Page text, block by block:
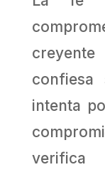
intenta